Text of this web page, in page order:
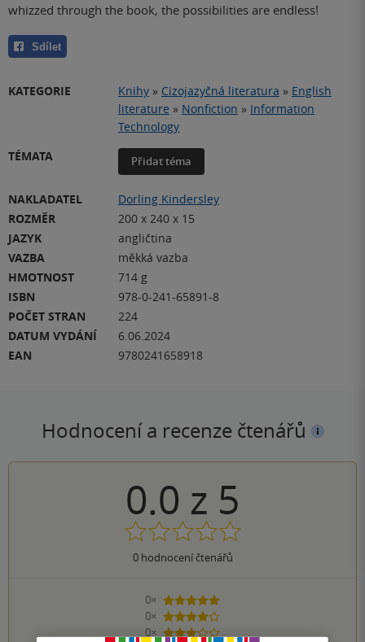
whizzed through the book, the possibilities are endless!
Sdílet
KATEGORIE Knihy » Cizojazyčná literatura » English
literature » Nonfiction » Information
Technology
TÉMATA
Přidat téma
NAKLADATEL
Dorling Kindersley
ROZMĚR
200 x 240 x 15
JAZYK
angličtina
VAZBA
měkká vazba
HMOTNOST
714 g
ISBN
978-0-241-65891-8
POČET STRAN
224
DATUM VYDÁNÍ
6.06.2024
EAN
9780241658918
Hodnocení a recenze čtenářů
0.0 z 5
0hodnocení čtenářů
0×
5 hvězdiček
0×
4 hvězdičky
0×
3 hvězdičky